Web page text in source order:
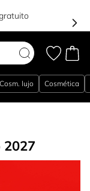
Cosm. lujo Cosmética
2027